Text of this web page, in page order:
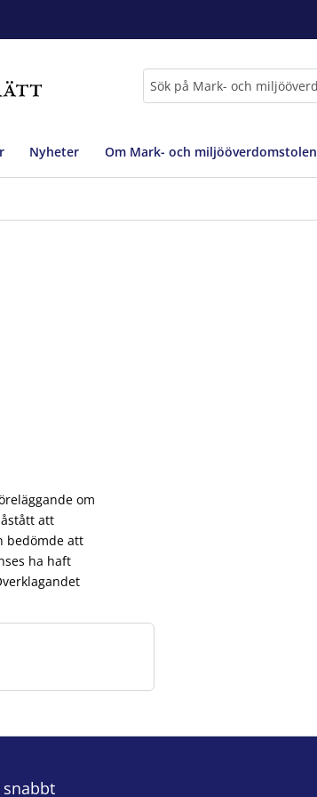
Nyheter Om Mark- och miljööverdomstolen
om
att
bedömde att
ha haft